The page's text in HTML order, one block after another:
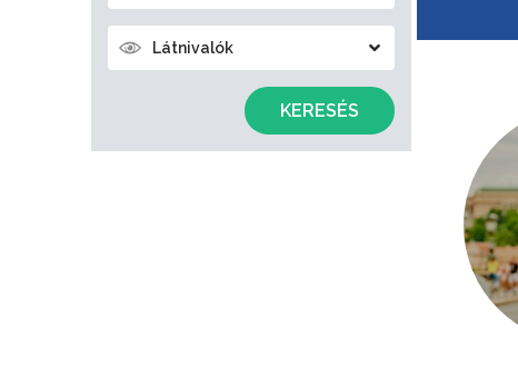
Látnivalók
KERESÉS